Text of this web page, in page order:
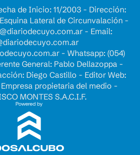
de Inicio: 11/2003 - Dirección:
Lateral de Circunvalación -
- Email:
- Whatsapp: (054)
General: Pablo Dellazoppa -
Diego Castillo - Editor Web:
propietaria del medio -
MONTES S.A.C.I.F.